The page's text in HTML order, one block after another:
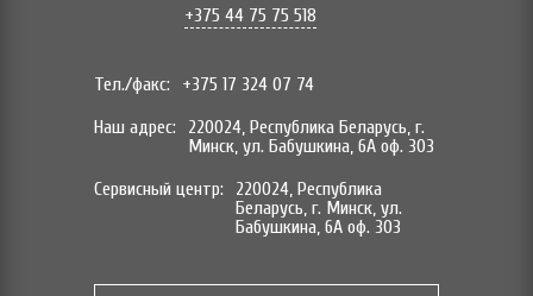
+375 44 75 75 518
Тел./факс:
+375 17 324 07 74
Наш адрес:
220024, Республика Беларусь, г.
Минск, ул. Бабушкина, 6А оф. 303
Сервисный центр:
220024, Республика
Беларусь, г. Минск, ул.
Бабушкина, 6А оф. 303